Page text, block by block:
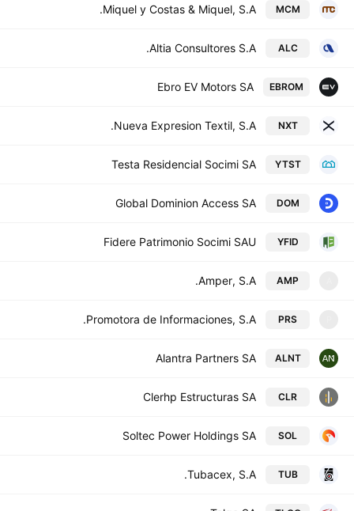
MCM
Miquel y Costas & Miquel, S.A.
ALC
Altia Consultores S.A.
EBROM
Ebro EV Motors SA
NXT
Nueva Expresion Textil, S.A.
YTST
Testa Residencial Socimi SA
DOM
Global Dominion Access SA
YFID
Fidere Patrimonio Socimi SAU
AMP
Amper, S.A.
PRS
Promotora de Informaciones, S.A.
ALNT
Alantra Partners SA
CLR
Clerhp Estructuras SA
SOL
Soltec Power Holdings SA
TUB
Tubacex, S.A.